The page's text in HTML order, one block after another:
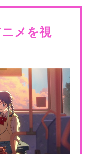
メを視